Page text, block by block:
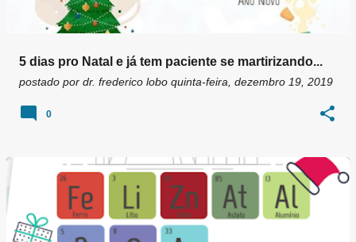
5 dias pro Natal e já tem paciente se martirizando...
postado por dr. frederico lobo quinta-feira, dezembro 19, 2019
0